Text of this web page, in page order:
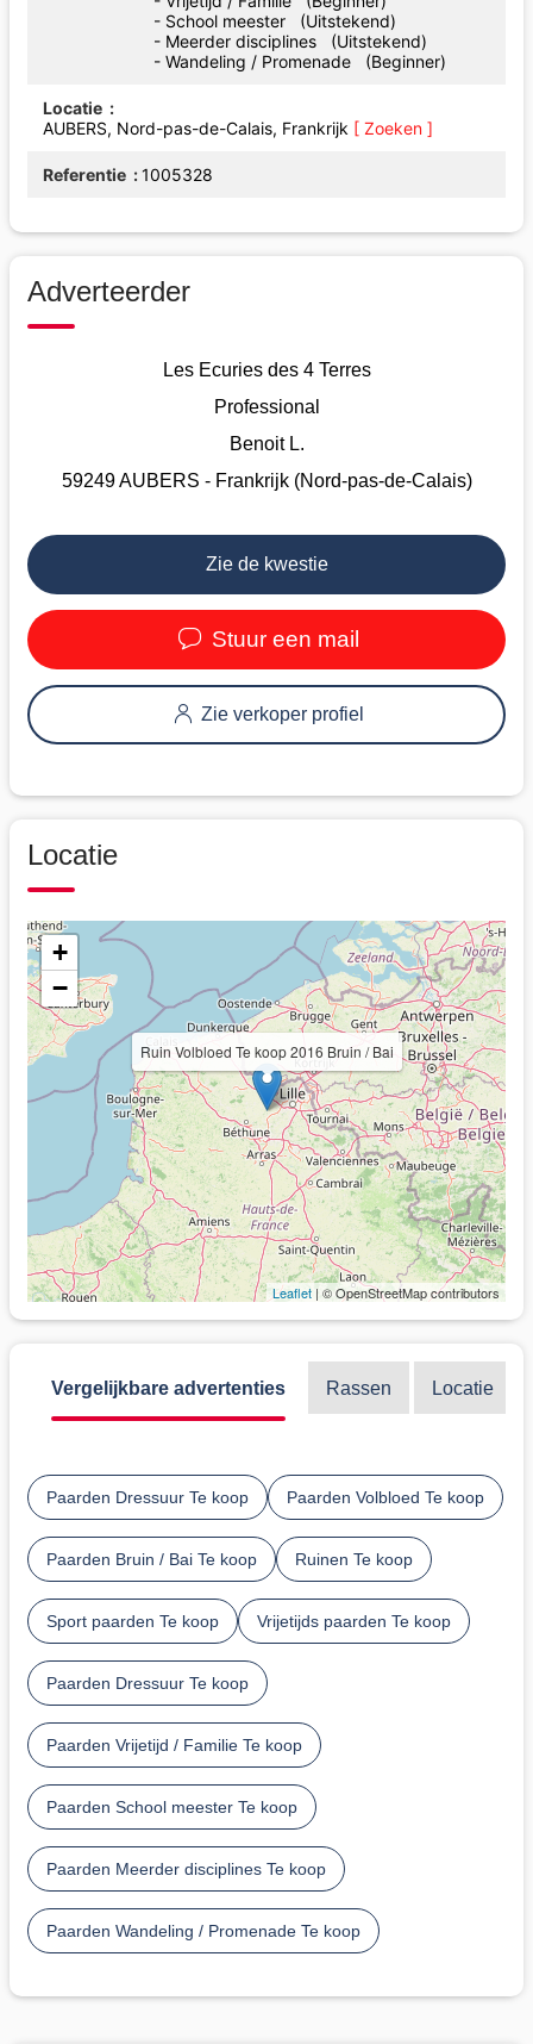
- School meester (Uitstekend)
- Meerder disciplines (Uitstekend)
- Wandeling / Promenade (Beginner)
Locatie
AUBERS, Nord-pas-de-Calais, Frankrijk [ Zoeken ]
Referentie 1005328
Adverteerder
Les Ecuries des 4 Terres
Professional
Benoit L.
59249 AUBERS - Frankrijk (Nord-pas-de-Calais)
Zie de kwestie
Stuur een mail
Zie verkoper profiel
Locatie
Ruin Volbloed Te koop 2016 Bruin / Bai
+
−
Leaflet | © OpenStreetMap contributors
Vergelijkbare advertenties Rassen Locatie
Paarden Dressuur Te koop Paarden Volbloed Te koop
Paarden Bruin / Bai Te koop Ruinen Te koop
Sport paarden Te koop Vrijetijds paarden Te koop
Paarden Dressuur Te koop
Paarden Vrijetijd / Familie Te koop
Paarden School meester Te koop
Paarden Meerder disciplines Te koop
Paarden Wandeling / Promenade Te koop